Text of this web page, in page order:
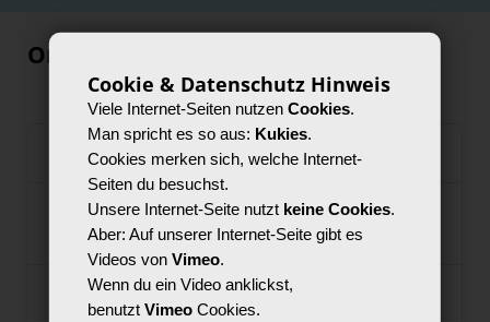
Organisatorische Infos
Ziele
Empfohlene Teilnehmendenzahl und
Betreuungsschlüssel
Zeitlicher Umfang
Cookie & Datenschutz Hinweis
Viele Internet-Seiten nutzen Cookies.
Man spricht es so aus: Kukies.
Cookies merken sich, welche Internet-
Seiten du besuchst.
Unsere Internet-Seite nutzt keine Cookies.
Aber: Auf unserer Internet-Seite gibt es
Videos von Vimeo.
Wenn du ein Video anklickst,
benutzt VimeoCookies.